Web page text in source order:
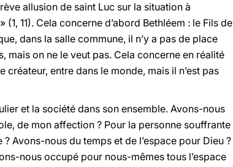
allusion de saint Luc sur la situation à
11). Cela concerne d’abord Bethléem : le Fils de
dans la salle commune, il n’y a pas de place
mais on ne le veut pas. Cela concerne en réalité
entre dans le monde, mais il n’est pas
et la société dans son ensemble. Avons-nous
de mon affection ? Pour la personne souffrante
Avons-nous du temps et de l’espace pour Dieu ?
nous occupé pour nous-mêmes tous l’espace